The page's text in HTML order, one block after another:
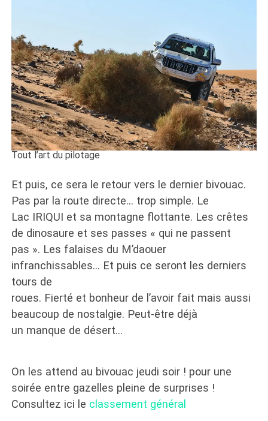
Tout l’art du pilotage
Et puis, ce sera le retour vers le dernier bivouac.
Pas par la route directe… trop simple. Le
Lac IRIQUI et sa montagne flottante. Les crêtes
de dinosaure et ses passes « qui ne passent
pas ». Les falaises du M’daouer
infranchissables… Et puis ce seront les derniers
tours de
roues. Fierté et bonheur de l’avoir fait mais aussi
beaucoup de nostalgie. Peut-être déjà
un manque de désert…
On les attend au bivouac jeudi soir ! pour une
soirée entre gazelles pleine de surprises !
Consultez ici le classement général